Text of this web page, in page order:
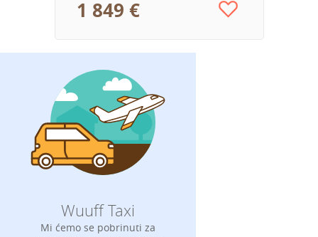
1 849 €
Wuuff Taxi
Mi ćemo se pobrinuti za